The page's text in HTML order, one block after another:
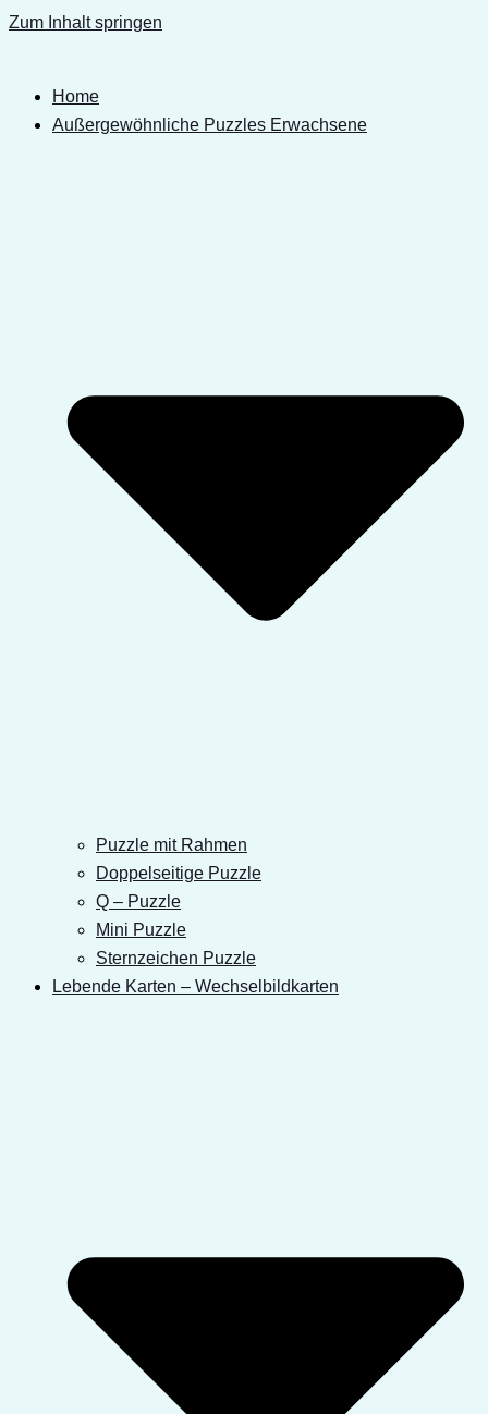
Zum Inhalt springen
Home
Außergewöhnliche Puzzles Erwachsene
Puzzle mit Rahmen
Doppelseitige Puzzle
Q – Puzzle
Mini Puzzle
Sternzeichen Puzzle
Lebende Karten – Wechselbildkarten